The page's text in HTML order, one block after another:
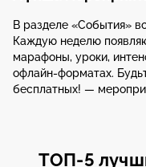
В разделе «События»
Каждую неделю
марафоны, уроки,
офлайн-форматах.
бесплатных! —
ТОП-5